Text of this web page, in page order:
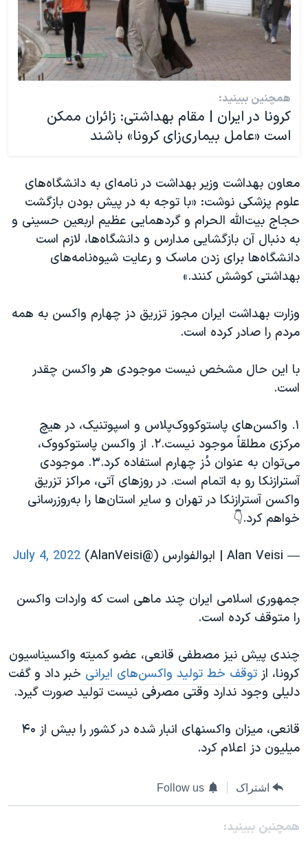
همچنین ببینید:
کرونا در ایران | مقام بهداشتی: زائران ممکن
است «عامل بیماری‌زای کرونا» باشند
معاون بهداشت وزیر بهداشت در نامه‌ای به دانشگاه‌های
علوم پزشکی نوشت: «با توجه به در پیش بودن بازگشت
حجاج بیت‌الله الحرام و گردهمایی عظیم اربعین حسینی و
به دنبال آن بازگشایی مدارس و دانشگاه‌ها، لازم است
دانشگاه‌ها برای زدن ماسک و رعایت شیوه‌نامه‌های
بهداشتی کوشش کنند.»
وزارت بهداشت ایران مجوز تزریق دز چهارم واکسن به همه
مردم را صادر کرده است.
با این حال مشخص نیست موجودی هر واکسن چقدر
است.
۱. واکسن‌های پاستوکووک‌پلاس و اسپوتنیک، در هیچ
مرکزی مطلقاً موجود نیست.۲. از واکسن پاستوکووک،
می‌توان به عنوان دُز چهارم استفاده کرد.۳. موجودی
آسترازنکا رو به اتمام است. در روزهای آتی، مراکز تزریق
واکسن آسترازنکا در تهران و سایر استان‌ها را به‌روزرسانی‌
خواهم کرد.👇
— Alan Veisi | ابوالفوارس (@AlanVeisi)
July 4, 2022
جمهوری اسلامی ایران چند ماهی است که واردات واکسن
را متوقف کرده است.
چندی‌ پیش نیز مصطفی قانعی، عضو کمیته واکسیناسیون
کرونا، از توقف خط تولید واکسن‌های ایرانی خبر داد و گفت
دلیلی وجود ندارد وقتی مصرفی نیست تولید صورت گیرد.
قانعی، میزان واکسنهای انبار شده در کشور را بیش از ۴۰
میلیون دز اعلام کرد.
اشتراک Follow us
همچنبن ببینید: